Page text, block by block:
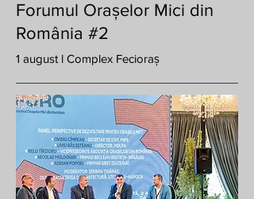
Forumul Orașelor Mici din
România #2
1 august l Complex Fecioraș